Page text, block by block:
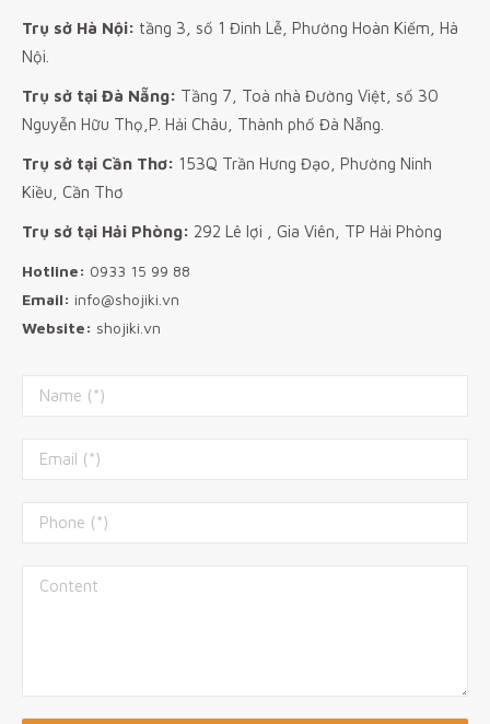
Trụ sở Hà Nội: tầng 3, số 1 Đinh Lễ, Phường Hoàn Kiếm, Hà
Nội.
Trụ sở tại Đà Nẵng: Tầng 7, Toà nhà Đường Việt, số 30
Nguyễn Hữu Thọ,P. Hải Châu, Thành phố Đà Nẵng.
Trụ sở tại Cần Thơ: 153Q Trần Hưng Đạo, Phường Ninh
Kiều, Cần Thơ
Trụ sở tại Hải Phòng: 292 Lê lợi , Gia Viên, TP Hải Phòng
Hotline: 0933 15 99 88
Email: info@shojiki.vn
Website: shojiki.vn